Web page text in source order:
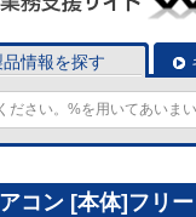
情報を探す
コン [本体]フリ